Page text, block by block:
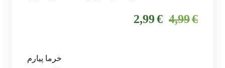
€
4,99
قیمت €
2,99
قیمت
خرما پیارم